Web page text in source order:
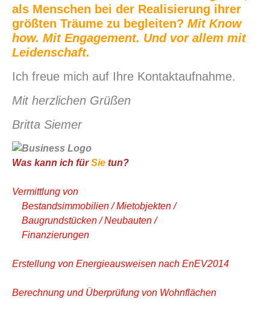
als Menschen bei der Realisierung ihrer
größten Träume zu begleiten? Mit Know
how. Mit Engagement. Und vor allem mit
Leidenschaft.
Ich freue mich auf Ihre Kontaktaufnahme.
Mit herzlichen Grüßen
Britta Siemer
Was kann ich für Sie tun?
Vermittlung von
Bestandsimmobilien / Mietobjekten /
Baugrundstücken / Neubauten /
Finanzierungen
Erstellung von Energieausweisen nach EnEV2014
Berechnung und Überprüfung von Wohnflächen